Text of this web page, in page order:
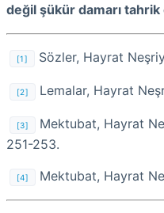
değil şükür damarı tahrik
[1] Sözler, Hayrat
[2] Lemalar, Hayrat
[3]
Mektubat, Hayrat
251-253.
[4] Mektubat, Hayrat